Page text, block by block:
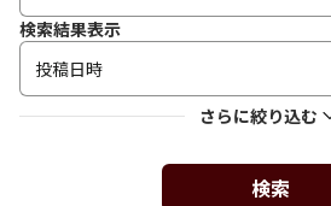
検索結果表示
投稿日時
さらに絞り込む
検索